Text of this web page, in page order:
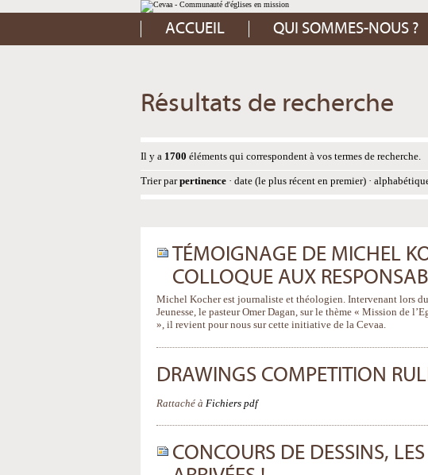
Aller
au
contenu.
Aller
à
Outils
personnels
ACCUEIL QUI SOMMES-NOUS ?
Résultats de recherche
Il y a 1700 éléments qui correspondent à vos termes de recherche.
Trier par pertinence · date (le plus récent en premier) ·
TÉMOIGNAGE DE MICHEL
COLLOQUE AUX
Michel Kocher est journaliste et théologien. Intervenant lors
Jeunesse, le pasteur Omer Dagan, sur le thème « Mission de
», il revient pour nous sur cette initiative de la Cevaa.
DRAWINGS COMPETITION
Rattaché à Fichiers pdf
CONCOURS DE DESSINS,